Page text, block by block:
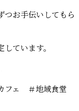
つお手伝いしてもら
ています。
フェ ＃地域食堂